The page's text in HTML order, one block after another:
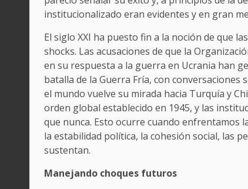
institucionalizado eran evidentes y en gran
El siglo XXI ha puesto fin a la noción de que
shocks. Las acusaciones de que la
en su respuesta a la guerra en Ucrania han
batalla de la Guerra Fría, con
el mundo vuelve su mirada hacia Turquía y
orden global establecido en 1945, y las
que nunca. Esto ocurre cuando enfrentamos
la estabilidad política, la cohesión social, las
sustentan.
Manejando choques futuros